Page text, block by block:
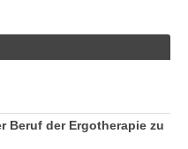
Beruf der Ergotherapie zu